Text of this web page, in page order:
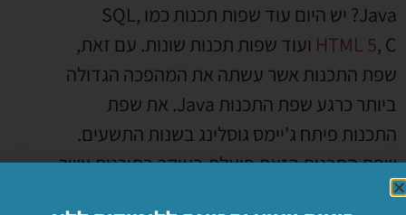
Java? יש היום עוד שפות תכנות כמו SQL,
HTML 5 , C ועוד שפות תכנות שונות. עם זאת,
שפת התכנות אשר עשתה את המהפכה הגדולה
ביותר כרגע שפת התכנות Java. את שפת
התכנות פיתח ג'יימס גוסלינג בשנות התשעים.
שפת התכנות הזאת פועלת בעיקר בתוכנות אשר
עוסקות באינטרנט. יש היום היצע רחב של